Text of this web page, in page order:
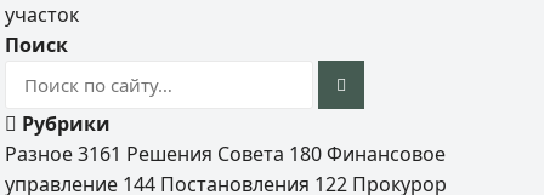
участок
Поиск
Рубрики
Разное3161 Решения Совета 180 Финансовое
управление 144 Постановления 122 Прокурор